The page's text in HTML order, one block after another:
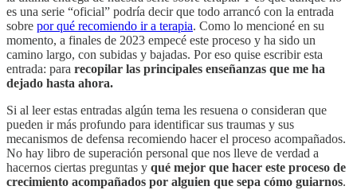
es una serie “oficial” podría decir que todo arrancó con la entrada
sobre por qué recomiendo ir a terapia. Como lo mencioné en su
momento, a finales de 2023 empecé este proceso y ha sido un
camino largo, con subidas y bajadas. Por eso quise escribir esta
entrada: para recopilar las principales enseñanzas que me ha
dejado hasta ahora.
Si al leer estas entradas algún tema les resuena o consideran que
pueden ir más profundo para identificar sus traumas y sus
mecanismos de defensa recomiendo hacer el proceso acompañados.
No hay libro de superación personal que nos lleve de verdad a
hacernos ciertas preguntas y qué mejor que hacer este proceso de
crecimiento acompañados por alguien que sepa cómo guiarnos.